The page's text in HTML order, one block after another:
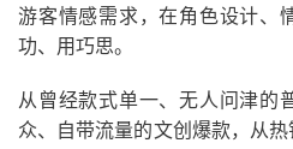
游客情感需求，在角色设计、
功、用巧思。
从曾经款式单一、无人问津的
众、自带流量的文创爆款，从